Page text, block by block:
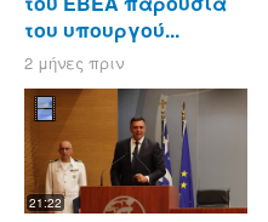
του υπουργού...
2 μήνες πριν
21:22